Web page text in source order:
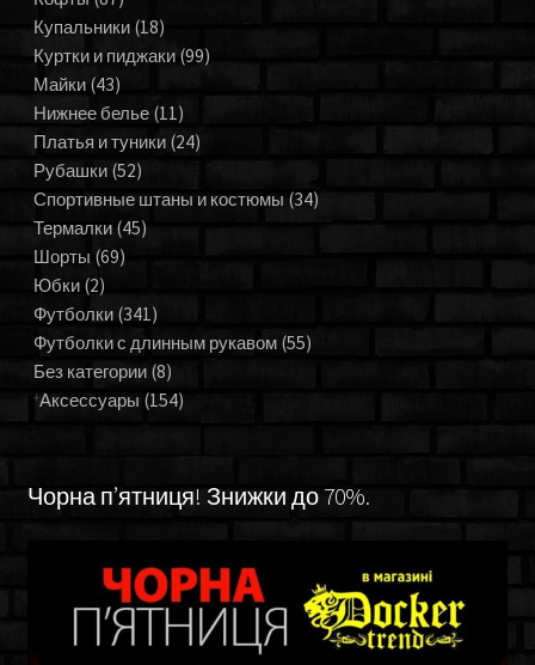
Купальники (18)
Куртки и пиджаки (99)
Майки (43)
Нижнее белье (11)
Платья и туники (24)
Рубашки (52)
Спортивные штаны и костюмы (34)
Термалки (45)
Шорты (69)
Юбки (2)
Футболки (341)
Футболки с длинным рукавом (55)
Без категории (8)
Аксессуары (154)
Чорна п’ятниця! Знижки до 70%.